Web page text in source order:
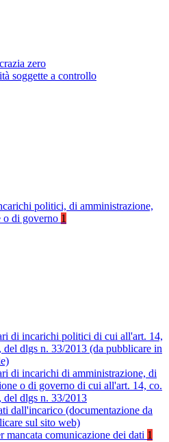
zero
soggette a controllo
politici, di amministrazione,
o di governo 1
di incarichi politici di cui all'art. 14,
del dlgs n. 33/2013 (da pubblicare in
di incarichi di amministrazione, di
o di governo di cui all'art. 14, co.
del dlgs n. 33/2013
dall'incarico (documentazione da
sul sito web)
mancata comunicazione dei dati 1